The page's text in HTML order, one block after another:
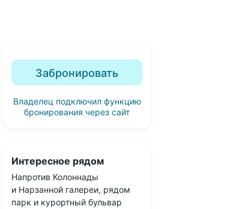
Забронировать
Владелец подключил функцию
бронирования через сайт
Интересное рядом
Напротив Колоннады
и Нарзанной галереи, рядом
парк и курортный бульвар